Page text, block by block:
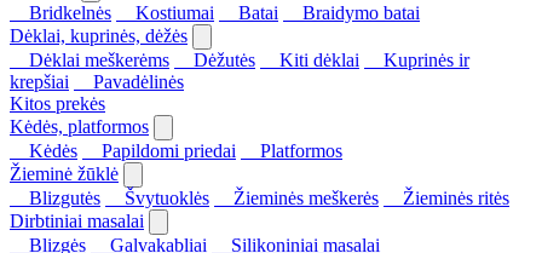
Bridkelnės
Kostiumai Batai
Braidymo batai
Dėklai, kuprinės, dėžės
Dėklai meškerėms
Dėžutės Kiti dėklai
Kuprinės ir
krepšiai
Pavadėlinės
Kitos prekės
Kėdės, platformos
Kėdės
Papildomi priedai
Platformos
Žieminė žūklė
Blizgutės
Švytuoklės Žieminės meškerės
Žieminės ritės
Dirbtiniai masalai
Blizgės
Galvakabliai
Silikoniniai masalai